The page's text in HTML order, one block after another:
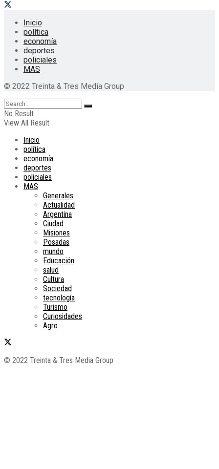
Inicio
política
economía
deportes
policiales
MAS
© 2022 Treinta & Tres Media Group
No Result
View All Result
Inicio
política
economía
deportes
policiales
MAS
Generales
Actualidad
Argentina
Ciudad
Misiones
Posadas
mundo
Educación
salud
Cultura
Sociedad
tecnología
Turismo
Curiosidades
Agro
© 2022 Treinta & Tres Media Group